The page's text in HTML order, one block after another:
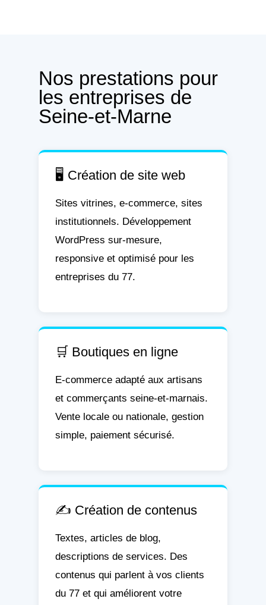
Nos prestations pour
les entreprises de
Seine-et-Marne
🖥️ Création de site web
Sites vitrines, e-commerce, sites
institutionnels. Développement
WordPress sur-mesure,
responsive et optimisé pour les
entreprises du 77.
🛒 Boutiques en ligne
E-commerce adapté aux artisans
et commerçants seine-et-marnais.
Vente locale ou nationale, gestion
simple, paiement sécurisé.
✍️ Création de contenus
Textes, articles de blog,
descriptions de services. Des
contenus qui parlent à vos clients
du 77 et qui améliorent votre